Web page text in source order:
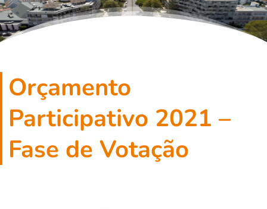
Orçamento
Participativo 2021 –
Fase de Votação